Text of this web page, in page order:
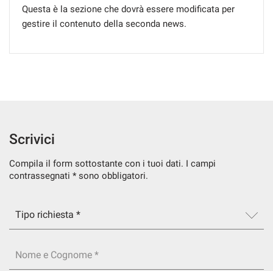
ASSISTENZA
CONTATTI
NEWS
Questa è la sezione che dovrà essere modificata per
gestire il contenuto della seconda news.
Scrivici
Compila il form sottostante con i tuoi dati. I campi
contrassegnati * sono obbligatori.
Nome e Cognome *